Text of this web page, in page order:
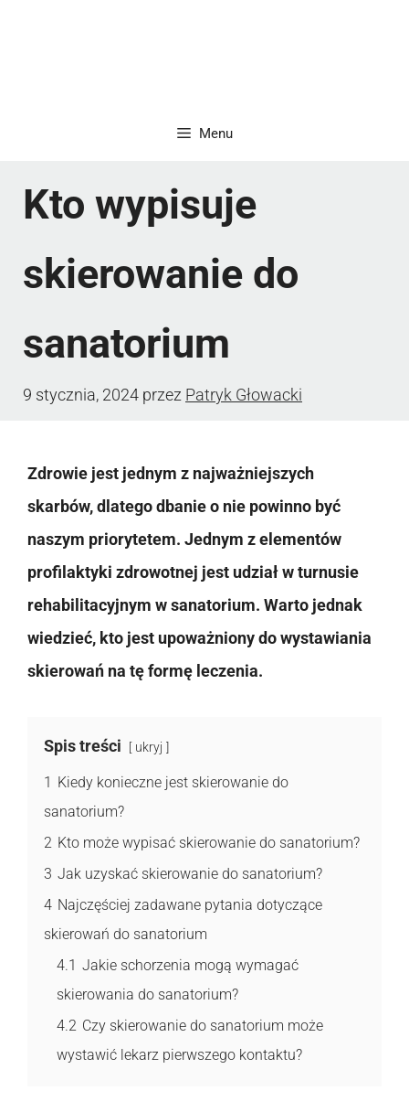
Menu
Kto wypisuje
skierowanie do
sanatorium
9 stycznia, 2024 przez Patryk Głowacki
Zdrowie jest jednym z najważniejszych
skarbów, dlatego dbanie o nie powinno być
naszym priorytetem. Jednym z elementów
profilaktyki zdrowotnej jest udział w turnusie
rehabilitacyjnym w sanatorium. Warto jednak
wiedzieć, kto jest upoważniony do wystawiania
skierowań na tę formę leczenia.
Spis treści ukryj
1 Kiedy konieczne jest skierowanie do
sanatorium?
2 Kto może wypisać skierowanie do sanatorium?
3 Jak uzyskać skierowanie do sanatorium?
4 Najczęściej zadawane pytania dotyczące
skierowań do sanatorium
4.1 Jakie schorzenia mogą wymagać
skierowania do sanatorium?
4.2 Czy skierowanie do sanatorium może
wystawić lekarz pierwszego kontaktu?